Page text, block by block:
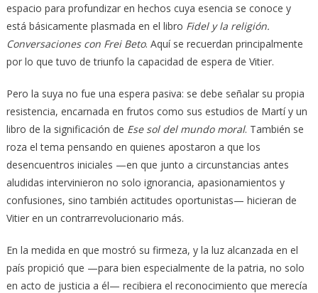
espacio para profundizar en hechos cuya esencia se conoce y
está básicamente plasmada en el libro Fidel y la religión.
Conversaciones con Frei Beto. Aquí se recuerdan principalmente
por lo que tuvo de triunfo la capacidad de espera de Vitier.
Pero la suya no fue una espera pasiva: se debe señalar su propia
resistencia, encarnada en frutos como sus estudios de Martí y un
libro de la significación de Ese sol del mundo moral. También se
roza el tema pensando en quienes apostaron a que los
desencuentros iniciales —en que junto a circunstancias antes
aludidas intervinieron no solo ignorancia, apasionamientos y
confusiones, sino también actitudes oportunistas— hicieran de
Vitier en un contrarrevolucionario más.
En la medida en que mostró su firmeza, y la luz alcanzada en el
país propició que —para bien especialmente de la patria, no solo
en acto de justicia a él— recibiera el reconocimiento que merecía